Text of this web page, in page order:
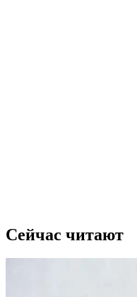
Сейчас читают